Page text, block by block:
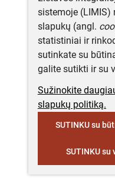
sistemoje (LIMIS)
slapukų (angl.
statistiniai ir
sutinkate su
galite sutikti ir su
Sužinokite
slapukų politiką.
SUTINKU su
SUTINKU su